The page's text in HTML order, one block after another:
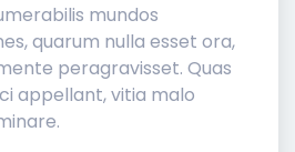
mundos
quarum nulla esset ora,
peragravisset. Quas
appellant, vitia malo